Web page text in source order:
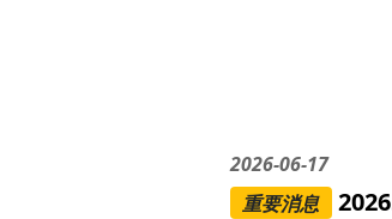
2026-06-17
重要消息